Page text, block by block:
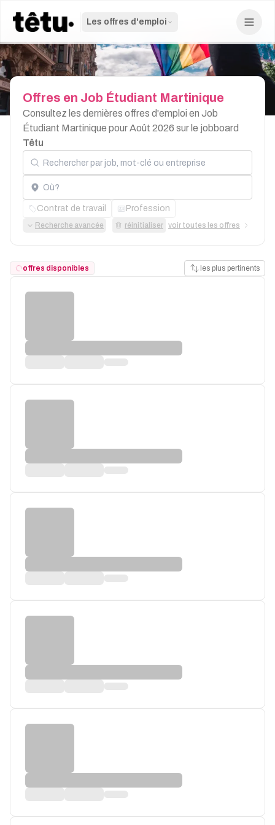
Les offres d'emploi
Offres en Job Étudiant Martinique
Consultez les dernières offres d'emploi en Job
Étudiant Martinique pour Août 2026 sur le jobboard
Têtu
Rechercher par job, mot-clé ou entreprise
Localisation
Contrat de travail Profession
Recherche avancée réinitialiser voir toutes les offres
offres disponibles les plus pertinents